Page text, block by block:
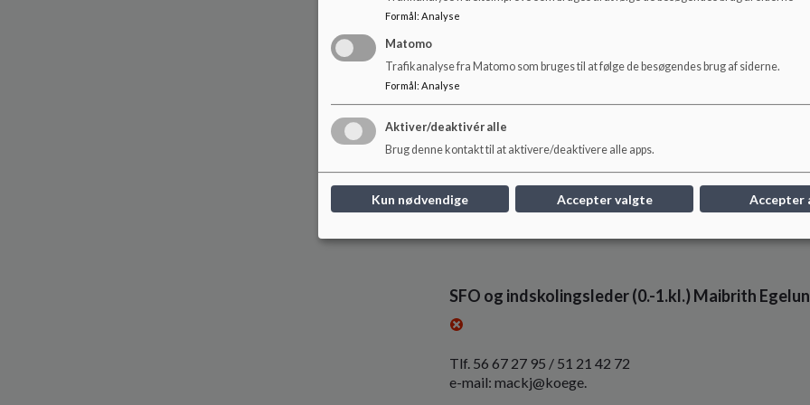
Viceskoleleder Neel Andersen
Tlf. 56 67 27 60 / 23 99 66 08
e-mail:neel.andersen@koege.dk
SFO og indskolingsleder (0.-1.kl.) Maibrith
Tlf. 56 67 27 95 / 51 21 42 72
e-mail: mackj@koege.
Formål : Analyse
Matomo
Trafikanalyse fra Matomo som bruges til at følge de besøgendes brug af siderne.
Formål : Analyse
Aktiver/deaktivér alle
Brug denne kontakt til at aktivere/deaktivere alle apps.
Kun nødvendige Accepter valgte Accepter